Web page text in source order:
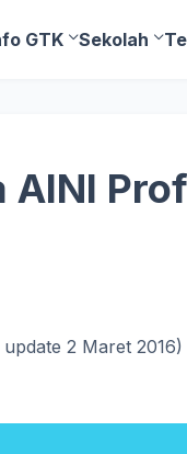
GTK Sekolah
AINI
2 Maret 2016)